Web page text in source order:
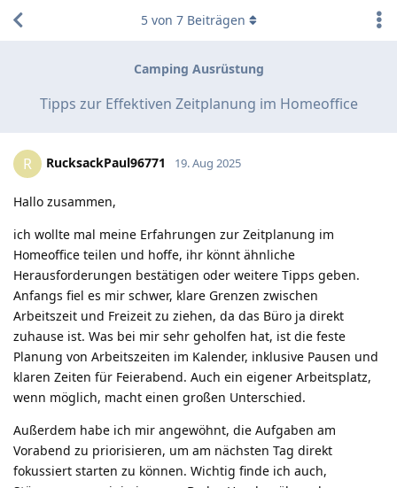
Camping Ausrüstung
Tipps zur Effektiven Zeitplanung im Homeoffice
5von 7Beiträgen
R RucksackPaul96771 19. Aug 2025
Hallo zusammen,
ich wollte mal meine Erfahrungen zur Zeitplanung im
Homeoffice teilen und hoffe, ihr könnt ähnliche
Herausforderungen bestätigen oder weitere Tipps geben.
Anfangs fiel es mir schwer, klare Grenzen zwischen
Arbeitszeit und Freizeit zu ziehen, da das Büro ja direkt
zuhause ist. Was bei mir sehr geholfen hat, ist die feste
Planung von Arbeitszeiten im Kalender, inklusive Pausen und
klaren Zeiten für Feierabend. Auch ein eigener Arbeitsplatz,
wenn möglich, macht einen großen Unterschied.
Außerdem habe ich mir angewöhnt, die Aufgaben am
Vorabend zu priorisieren, um am nächsten Tag direkt
fokussiert starten zu können. Wichtig finde ich auch,